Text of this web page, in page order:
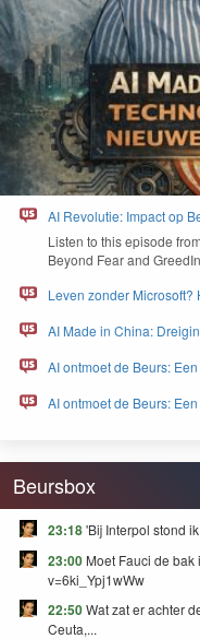
AI Revolutie: Impact op
BEYOND FEAR and
Lis­ten to this episode from
Beyond Fear and
Leven zonder
AI Made in China:
AI ontmoet de Beurs:
AI ontmoet de Beurs:
Beursbox
23:18'Bij Interpol stond
23:00 Moet Fauci de bak
v=6ki_Ypj1wWw
22:50Wat zat er achter
Ceuta,...